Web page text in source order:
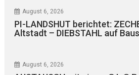
August 6, 2026
PI-LANDSHUT berichtet:
Altstadt – DIEBSTAHL auf
August 6, 2026